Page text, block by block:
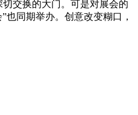
交换的大门。可是对展会的
同期举办。创意改变糊口，